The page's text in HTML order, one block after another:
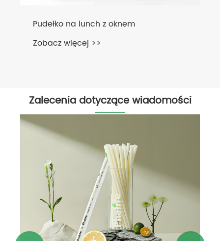
Pudełko na lunch z oknem
Zobacz więcej >>
Zalecenia dotyczące wiadomości